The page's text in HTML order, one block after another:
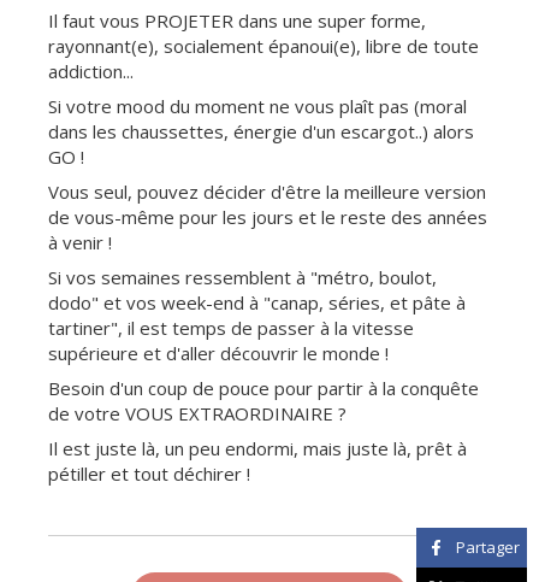
Il faut vous PROJETER dans une super forme,
rayonnant(e), socialement épanoui(e), libre de toute
addiction...
Si votre mood du moment ne vous plaît pas (moral
dans les chaussettes, énergie d'un escargot..) alors
GO !
Vous seul, pouvez décider d'être la meilleure version
de vous-même pour les jours et le reste des années
à venir !
Si vos semaines ressemblent à "métro, boulot,
dodo" et vos week-end à "canap, séries, et pâte à
tartiner", il est temps de passer à la vitesse
supérieure et d'aller découvrir le monde !
Besoin d'un coup de pouce pour partir à la conquête
de votre VOUS EXTRAORDINAIRE ?
Il est juste là, un peu endormi, mais juste là, prêt à
pétiller et tout déchirer !
Partager